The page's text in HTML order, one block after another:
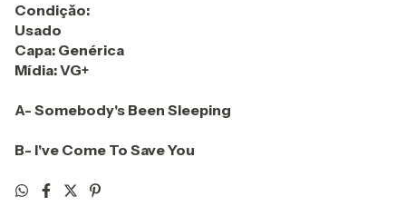
Condiçăo:
Usado
Capa: Genérica
Mídia: VG+
A- Somebody's Been Sleeping
B- I've Come To Save You